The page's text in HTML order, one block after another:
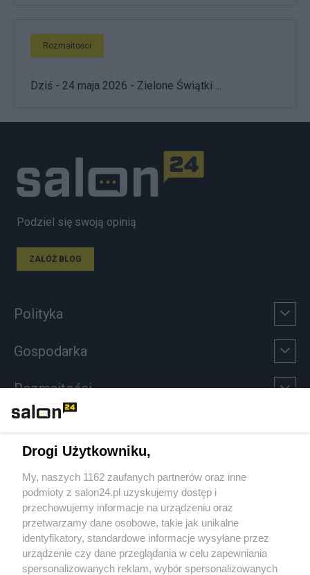
Rozmaitości
Dziś - 24 maja 2026 - Zielone Świątki ...
Podziel się swoją opinią
ZAŁÓŻ BLOG
Polityka
Gospodarka
Rozmaitości
Sport
Społeczeństwo
Kultura
Drogi Użytkowniku,
My, naszych 1162 zaufanych partnerów oraz inne
podmioty z salon24.pl uzyskujemy dostęp i
przechowujemy informacje na urządzeniu oraz
przetwarzamy dane osobowe, takie jak unikalne
identyfikatory, standardowe informacje wysyłane przez
urządzenie czy dane przeglądania w celu zapewniania
spersonalizowanych reklam, wybór spersonalizowanych